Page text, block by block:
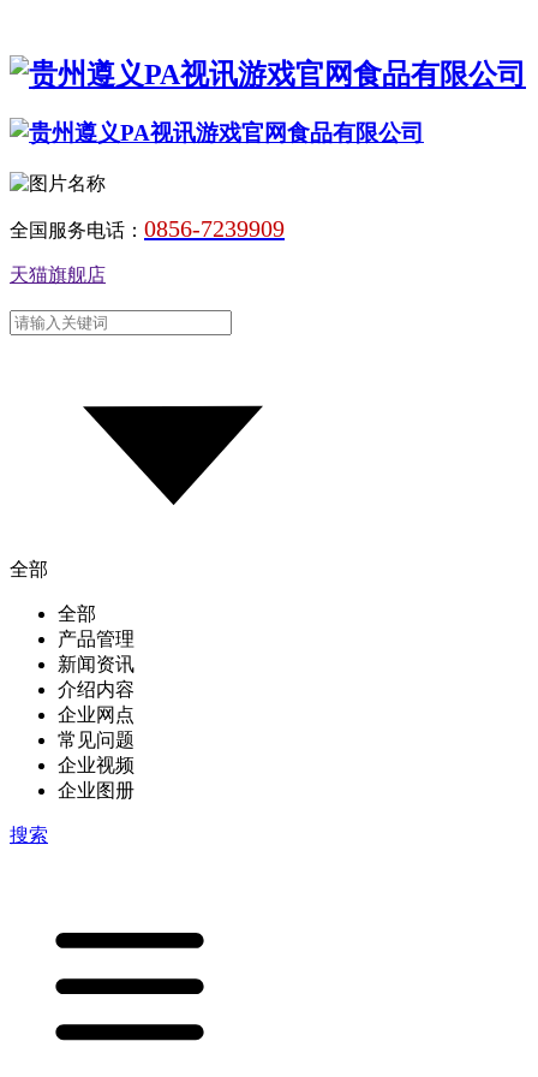
全国服务电话： 0856-7239909
天猫旗舰店
全部
全部
产品管理
新闻资讯
介绍内容
企业网点
常见问题
企业视频
企业图册
搜索